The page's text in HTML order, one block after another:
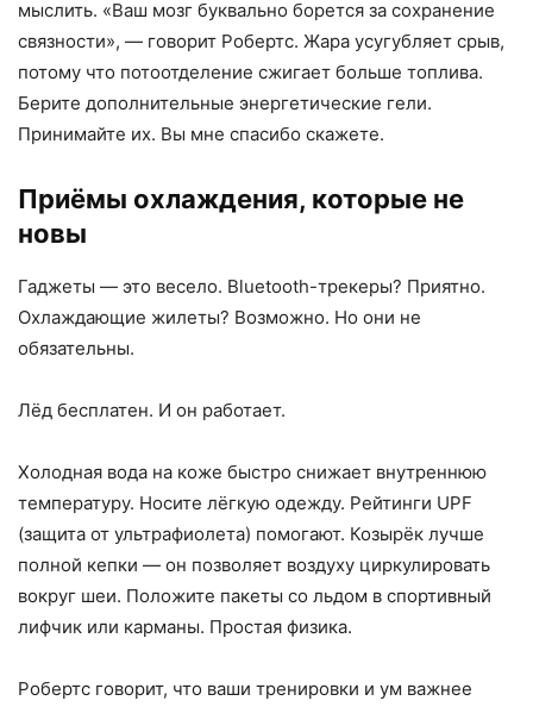
мыслить. «Ваш мозг буквально борется за сохранение
связности», — говорит Робертс. Жара усугубляет срыв,
потому что потоотделение сжигает больше топлива.
Берите дополнительные энергетические гели.
Принимайте их. Вы мне спасибо скажете.
Приёмы охлаждения, которые не
новы
Гаджеты — это весело. Bluetooth-трекеры? Приятно.
Охлаждающие жилеты? Возможно. Но они не
обязательны.
Лёд бесплатен. И он работает.
Холодная вода на коже быстро снижает внутреннюю
температуру. Носите лёгкую одежду. Рейтинги UPF
(защита от ультрафиолета) помогают. Козырёк лучше
полной кепки — он позволяет воздуху циркулировать
вокруг шеи. Положите пакеты со льдом в спортивный
лифчик или карманы. Простая физика.
Робертс говорит, что ваши тренировки и ум важнее